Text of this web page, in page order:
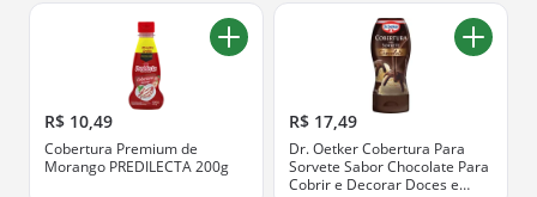
R$ 10,49
Cobertura Premium de
Morango PREDILECTA 200g
R$ 17,49
Dr. Oetker Cobertura Para
Sorvete Sabor Chocolate Para
Cobrir e Decorar Doces e